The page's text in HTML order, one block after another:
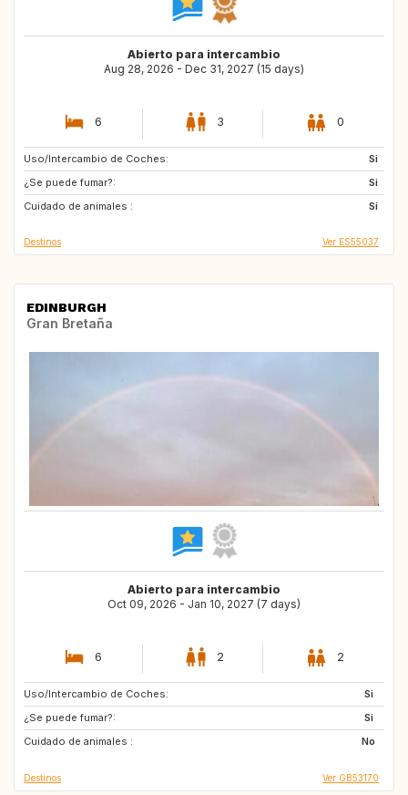
Abierto para intercambio
Aug 28, 2026 - Dec 31, 2027 (15 days)
6 3 0
Uso/Intercambio de Coches:
Si
¿Se puede fumar?:
Si
Cuidado de animales :
Si
NO
IE
PT
Destinos Ver ES55037
EDINBURGH
Gran Bretaña
Abierto para intercambio
Oct 09, 2026 - Jan 10, 2027 (7 days)
6 2 2
Uso/Intercambio de Coches:
Si
¿Se puede fumar?:
Si
Cuidado de animales :
No
GR
CA
US
Destinos Ver GB53170